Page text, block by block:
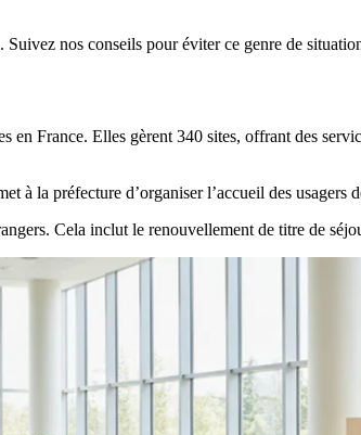
nos conseils pour éviter ce genre de
France. Elles gèrent 340 sites, offrant des
à la préfecture d’organiser l’accueil des usagers
Cela inclut le renouvellement de titre de